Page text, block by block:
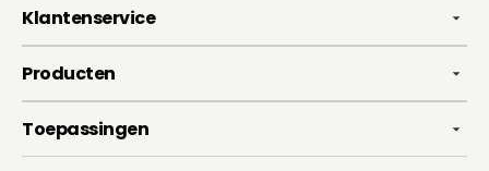
Klantenservice
Producten
Toepassingen